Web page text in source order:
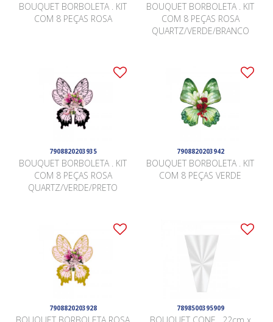
BOUQUET BORBOLETA . KIT
COM 8 PEÇAS ROSA
BOUQUET BORBOLETA . KIT
COM 8 PEÇAS ROSA
QUARTZ/VERDE/BRANCO
7908820203935
BOUQUET BORBOLETA . KIT
COM 8 PEÇAS ROSA
QUARTZ/VERDE/PRETO
7908820203942
BOUQUET BORBOLETA . KIT
COM 8 PEÇAS VERDE
7908820203928 7898500395909